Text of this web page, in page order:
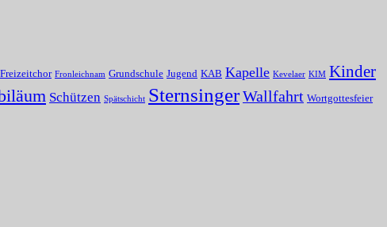
Freizeitchor Fronleichnam Grundschule Jugend KAB Kapelle Kevelaer KIM Kinder
Schützen Spätschicht SternsingerWallfahrt Wortgottesfeier